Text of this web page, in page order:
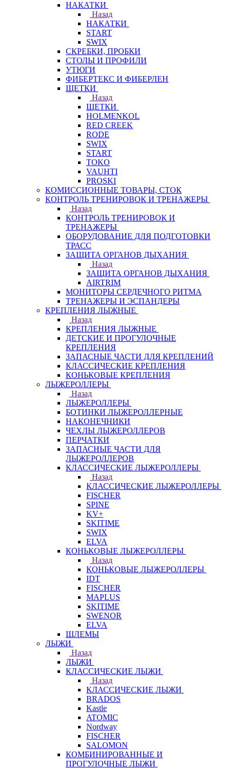
НАКАТКИ
Назад
НАКАТКИ
START
SWIX
СКРЕБКИ, ПРОБКИ
СТОЛЫ И ПРОФИЛИ
УТЮГИ
ФИБЕРТЕКС И ФИБЕРЛЕН
ЩЕТКИ
Назад
ЩЕТКИ
HOLMENKOL
RED CREEK
RODE
SWIX
START
TOKO
VAUHTI
PROSKI
КОМИССИОННЫЕ ТОВАРЫ, СТОК
КОНТРОЛЬ ТРЕНИРОВОК И ТРЕНАЖЕРЫ
Назад
КОНТРОЛЬ ТРЕНИРОВОК И
ТРЕНАЖЕРЫ
ОБОРУДОВАНИЕ ДЛЯ ПОДГОТОВКИ
ТРАСС
ЗАЩИТА ОРГАНОВ ДЫХАНИЯ
Назад
ЗАЩИТА ОРГАНОВ ДЫХАНИЯ
AIRTRIM
МОНИТОРЫ СЕРДЕЧНОГО РИТМА
ТРЕНАЖЕРЫ И ЭСПАНДЕРЫ
КРЕПЛЕНИЯ ЛЫЖНЫЕ
Назад
КРЕПЛЕНИЯ ЛЫЖНЫЕ
ДЕТСКИЕ И ПРОГУЛОЧНЫЕ
КРЕПЛЕНИЯ
ЗАПАСНЫЕ ЧАСТИ ДЛЯ КРЕПЛЕНИЙ
КЛАССИЧЕСКИЕ КРЕПЛЕНИЯ
КОНЬКОВЫЕ КРЕПЛЕНИЯ
ЛЫЖЕРОЛЛЕРЫ
Назад
ЛЫЖЕРОЛЛЕРЫ
БОТИНКИ ЛЫЖЕРОЛЛЕРНЫЕ
НАКОНЕЧНИКИ
ЧЕХЛЫ ЛЫЖЕРОЛЛЕРОВ
ПЕРЧАТКИ
ЗАПАСНЫЕ ЧАСТИ ДЛЯ
ЛЫЖЕРОЛЛЕРОВ
КЛАССИЧЕСКИЕ ЛЫЖЕРОЛЛЕРЫ
Назад
КЛАССИЧЕСКИЕ ЛЫЖЕРОЛЛЕРЫ
FISCHER
SPINE
KV+
SKITIME
SWIX
ELVA
КОНЬКОВЫЕ ЛЫЖЕРОЛЛЕРЫ
Назад
КОНЬКОВЫЕ ЛЫЖЕРОЛЛЕРЫ
IDT
FISCHER
MAPLUS
SKITIME
SWENOR
ELVA
ШЛЕМЫ
ЛЫЖИ
Назад
ЛЫЖИ
КЛАССИЧЕСКИЕ ЛЫЖИ
Назад
КЛАССИЧЕСКИЕ ЛЫЖИ
BRADOS
Kastle
ATOMIC
Nordway
FISCHER
SALOMON
КОМБИНИРОВАННЫЕ И
ПРОГУЛОЧНЫЕ ЛЫЖИ